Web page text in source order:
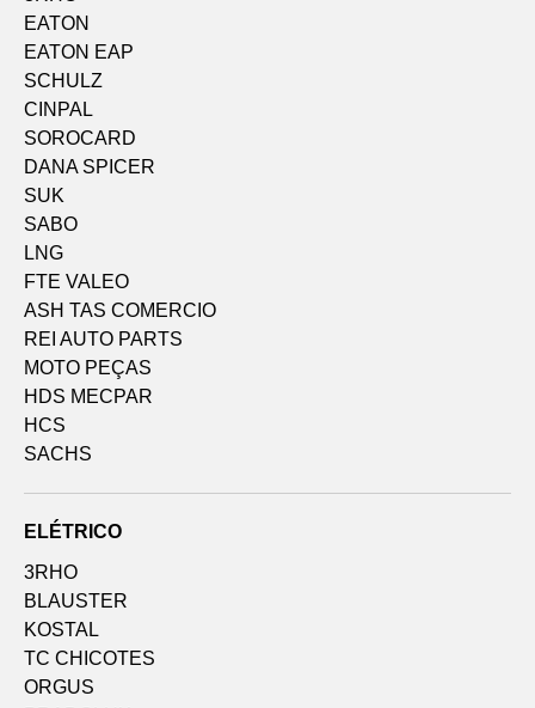
EATON
EATON EAP
SCHULZ
CINPAL
SOROCARD
DANA SPICER
SUK
SABO
LNG
FTE VALEO
ASH TAS COMERCIO
REI AUTO PARTS
MOTO PEÇAS
HDS MECPAR
HCS
SACHS
ELÉTRICO
3RHO
BLAUSTER
KOSTAL
TC CHICOTES
ORGUS